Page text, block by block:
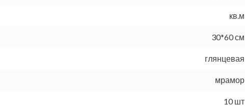
кв.м
30*60 см
глянцевая
мрамор
10 шт